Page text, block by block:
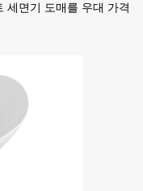
세면기 도매를 우대 가격